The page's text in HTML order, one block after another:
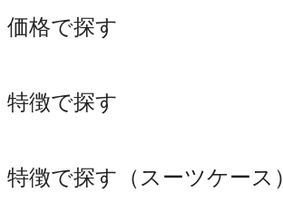
価格で探す
特徴で探す
特徴で探す（スーツケース）